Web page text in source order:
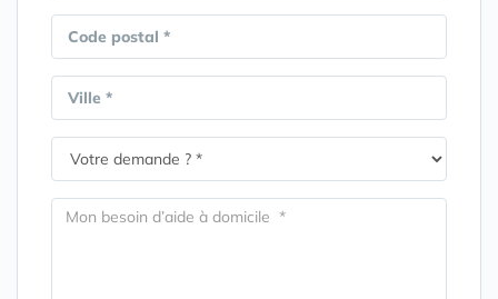
Code postal *
Ville *